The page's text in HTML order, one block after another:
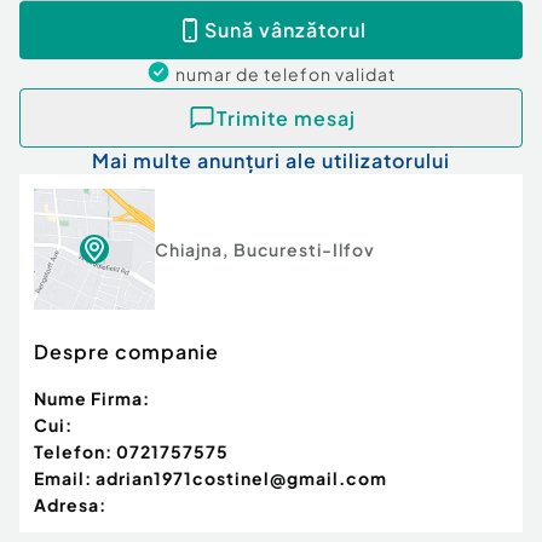
Compartimentare ideala:
* living amplu cu zona de dining, extrem de
* acces direct catre terasa acoperita
* bucatarie inchisa
* baie
Etaj:
* dormitor matrimonial cu baie proprie
* baie pe hol
Utilitati complete:
* gaz
* curent
* apa
Sună vânzătorul
numar de telefon validat
Trimite mesaj
Mai multe anunțuri ale utilizatorului
Chiajna, Bucuresti-Ilfov
Despre companie
Nume Firma:
Cui:
Telefon: 0721757575
Email: adrian1971costinel@gmail.com
Adresa: